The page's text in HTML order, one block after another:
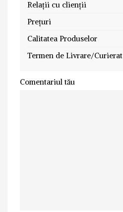
Relații cu clienții
Prețuri
Calitatea Produselor
Termen de Livrare/Curierat
Comentariul tău